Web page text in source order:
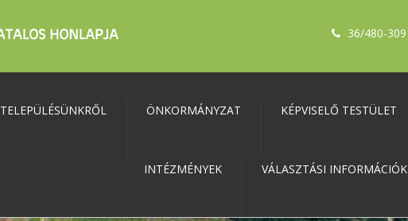
36/480-309
TELEPÜLÉSÜNKRŐL ÖNKORMÁNYZAT KÉPVISELŐ TESTÜLET
INTÉZMÉNYEK VÁLASZTÁSI INFORMÁCIÓK